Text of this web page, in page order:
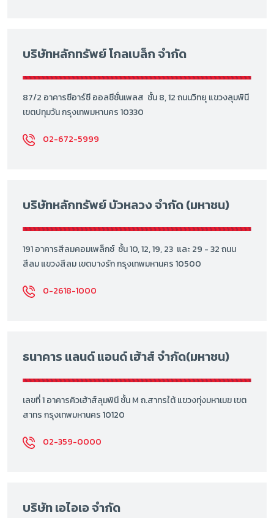
บริษัทหลักทรัพย์ โกลเบล็ก จำกัด
87/2 อาคารซีอาร์ซี ออลซีซั่นเพลส ชั้น 8, 12 ถนนวิทยุ แขวงลุมพินี
เขตปทุมวัน กรุงเทพมหานคร 10330
02-672-5999
บริษัทหลักทรัพย์ บัวหลวง จำกัด (มหาชน)
191 อาคารสีลมคอมเพล็กซ์ ชั้น 10, 12, 19, 23 และ 29 - 32 ถนน
สีลม แขวงสีลม เขตบางรัก กรุงเทพมหานคร 10500
0-2618-1000
ธนาคาร แลนด์ แอนด์ เฮ้าส์ จำกัด(มหาชน)
เลขที่ 1 อาคารคิวเฮ้าส์ลุมพินี ชั้น M ถ.สาทรใต้ แขวงทุ่งมหาเมฆ เขต
สาทร กรุงเทพมหานคร 10120
02-359-0000
บริษัท เอไอเอ จำกัด